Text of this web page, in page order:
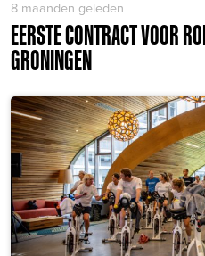
8 maanden geleden
EERSTE CONTRACT VOOR
GRONINGEN